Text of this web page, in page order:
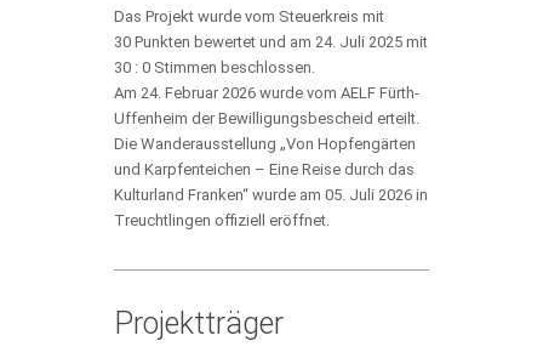
Das Projekt wurde vom Steuerkreis mit
30 Punkten bewertet und am 24. Juli 2025 mit
30 : 0 Stimmen beschlossen.
Am 24. Februar 2026 wurde vom AELF Fürth-
Uffenheim der Bewilligungsbescheid erteilt.
Die Wanderausstellung „Von Hopfengärten
und Karpfenteichen – Eine Reise durch das
Kulturland Franken“ wurde am 05. Juli 2026 in
Treuchtlingen offiziell eröffnet.
Projektträger